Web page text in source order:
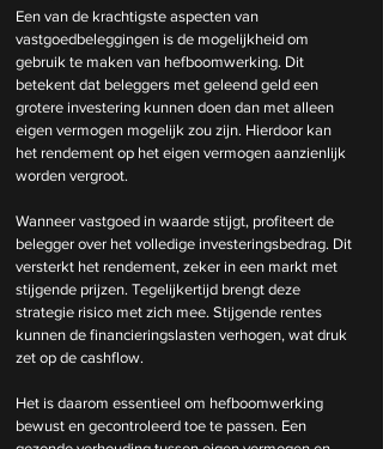
Een van de krachtigste aspecten van
vastgoedbeleggingen is de mogelijkheid om
gebruik te maken van hefboomwerking. Dit
betekent dat beleggers met geleend geld een
grotere investering kunnen doen dan met alleen
eigen vermogen mogelijk zou zijn. Hierdoor kan
het rendement op het eigen vermogen aanzienlijk
worden vergroot.
Wanneer vastgoed in waarde stijgt, profiteert de
belegger over het volledige investeringsbedrag. Dit
versterkt het rendement, zeker in een markt met
stijgende prijzen. Tegelijkertijd brengt deze
strategie risico met zich mee. Stijgende rentes
kunnen de financieringslasten verhogen, wat druk
zet op de cashflow.
Het is daarom essentieel om hefboomwerking
bewust en gecontroleerd toe te passen. Een